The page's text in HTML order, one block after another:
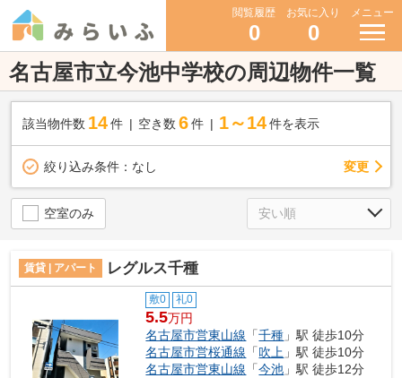
閲覧履歴
0
お気に入り
0
メニュー
名古屋市立今池中学校の周辺物件一覧
該当物件数 14件 空き数 6 件 1～14 件を表示
絞り込み条件： なし 変更
空室のみ
賃貸 | アパート レグルス千種
敷0 礼0
5.5万円
名古屋市営東山線 「千種 」駅 徒歩10分
名古屋市営桜通線 「吹上 」駅 徒歩10分
名古屋市営東山線 「今池 」駅 徒歩12分